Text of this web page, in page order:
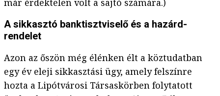
már érdektelen volt a sajtó számára.)
A sikkasztó banktisztviselő és a hazárd-
rendelet
Azon az őszön még élénken élt a köztudatban
egy év eleji sikkasztási ügy, amely felszínre
hozta a Lipótvárosi Társaskörben folytatott